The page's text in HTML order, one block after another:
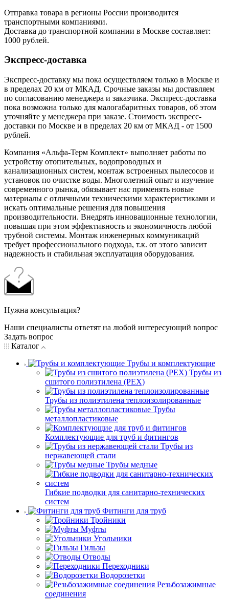
Отправка товара в регионы России производится
транспортными компаниями.
Доставка до транспортной компании в Москве составляет:
1000 рублей.
Экспресс-доставка
Экспресс-доставку мы пока осуществляем только в Москве и
в пределах 20 км от МКАД. Срочные заказы мы доставляем
по согласованию менеджера и заказчика. Экспресс-доставка
пока возможна только для малогабаритных товаров, об этом
уточняйте у менеджера при заказе. Стоимость экспресс-
доставки по Москве и в пределах 20 км от МКАД - от 1500
рублей.
Компания «Альфа-Терм Комплект» выполняет работы по
устройству отопительных, водопроводных и
канализационных систем, монтаж встроенных пылесосов и
установок по очистке воды. Многолетний опыт и изучение
современного рынка, обязывает нас применять новые
материалы с отличными техническими характеристиками и
искать оптимальные решения для повышения
производительности. Внедрять инновационные технологии,
повышая при этом эффективность и экономичность любой
трубной системы. Монтаж инженерных коммуникаций
требует профессионального подхода, т.к. от этого зависит
надежность и стабильная эксплуатация оборудования.
Нужна консультация?
Наши специалисты ответят на любой интересующий вопрос
Задать вопрос
Каталог
Трубы и комплектующие
Трубы из
сшитого полиэтилена (PEX)
Трубы из полиэтилена теплоизолированные
Трубы
металлопластиковые
Комплектующие для труб и фитингов
Трубы из
нержавеющей стали
Трубы медные
Гибкие подводки для санитарно-технических
систем
Фитинги для труб
Тройники
Муфты
Угольники
Гильзы
Отводы
Переходники
Водорозетки
Резьбозажимные
соединения